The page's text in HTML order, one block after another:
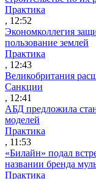
Практика
, 12:52
Экономколлегия
пользование землей
Практика
, 12:43
Великобритания
Санкции
, 12:41
АБД предложила
моделей
Практика
, 11:53
«Билайн» подал
названии бренда
Практика